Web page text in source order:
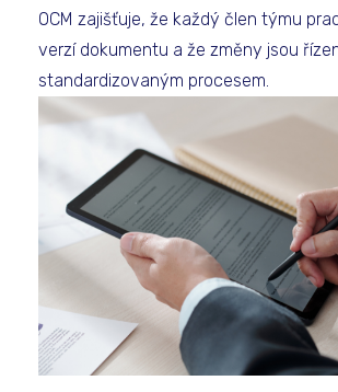
OCM zajišťuje, že každý člen týmu
verzí dokumentu a že změny jsou
standardizovaným procesem.